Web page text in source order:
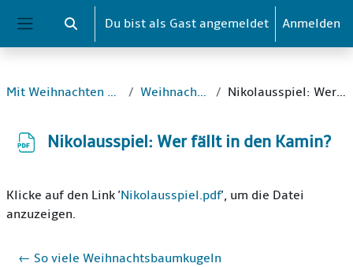
Zum Hauptinhalt
Website-Übersicht
Sucheingabe umschalten
Du bist als Gast angemeldet Anmelden
Mit Weihnachten kannst du rechnen Weihnachtsknobeleien Nikolausspiel: Wer fällt in den Kamin?
Nikolausspiel: Wer fällt in den Kamin?
Klicke auf den Link 'Nikolausspiel.pdf', um die Datei
anzuzeigen.
← So viele Weihnachtsbaumkugeln